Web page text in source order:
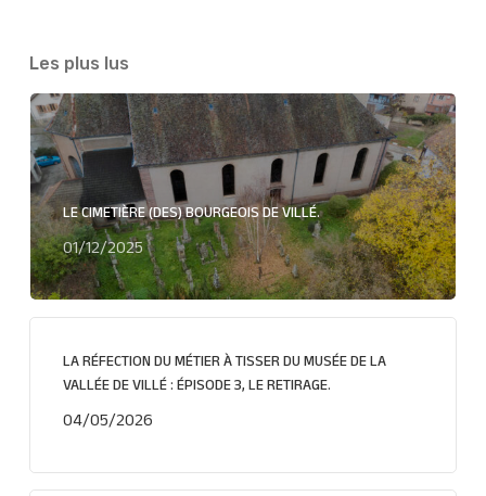
Les plus lus
LE CIMETIÈRE (DES) BOURGEOIS DE VILLÉ.
01/12/2025
LA RÉFECTION DU MÉTIER À TISSER DU MUSÉE DE LA
VALLÉE DE VILLÉ : ÉPISODE 3, LE RETIRAGE.
04/05/2026